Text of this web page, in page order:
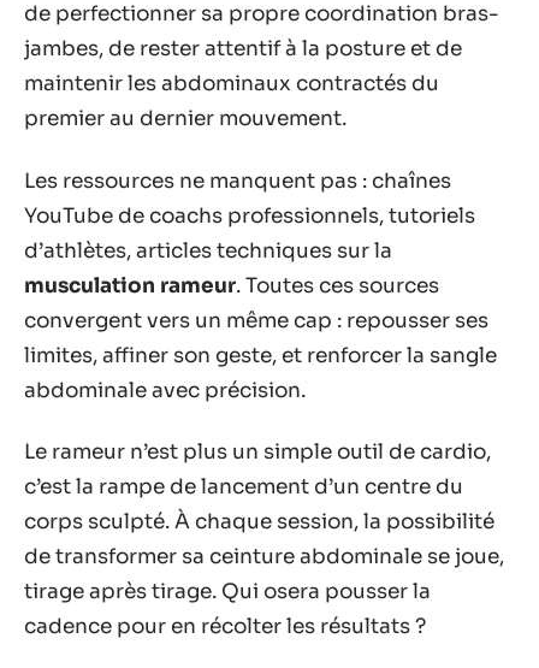
de perfectionner sa propre coordination bras-
jambes, de rester attentif à la posture et de
maintenir les abdominaux contractés du
premier au dernier mouvement.
Les ressources ne manquent pas : chaînes
YouTube de coachs professionnels, tutoriels
d’athlètes, articles techniques sur la
musculation rameur. Toutes ces sources
convergent vers un même cap : repousser ses
limites, affiner son geste, et renforcer la sangle
abdominale avec précision.
Le rameur n’est plus un simple outil de cardio,
c’est la rampe de lancement d’un centre du
corps sculpté. À chaque session, la possibilité
de transformer sa ceinture abdominale se joue,
tirage après tirage. Qui osera pousser la
cadence pour en récolter les résultats ?